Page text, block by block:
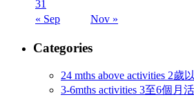
« Sep Nov »
31
Categories
24 mths above activities 2歲
3-6mths activities 3至6個月